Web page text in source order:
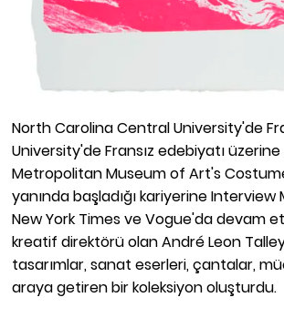
North Carolina Central University'de
University'de Fransız edebiyatı
Metropolitan Museum of Art's
yanında başladığı kariyerine
New York Times ve Vogue'da devam
kreatif direktörü olan André Leon
tasarımlar, sanat eserleri, çantalar,
araya getiren bir koleksiyon oluşturdu.